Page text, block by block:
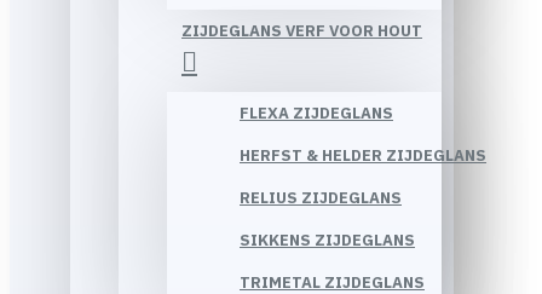
ZIJDEGLANS VERF VOOR HOUT
FLEXA ZIJDEGLANS
HERFST & HELDER ZIJDEGLANS
RELIUS ZIJDEGLANS
SIKKENS ZIJDEGLANS
TRIMETAL ZIJDEGLANS